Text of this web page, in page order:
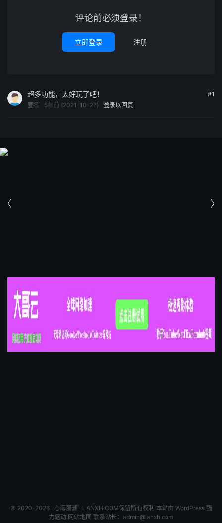
评论前必须登录！
立即登录 注册
#1
超多功能，太好玩了吧！
匿名 5年前 (2021-10-27) 登录以回复


© 2020-2026 心海漪澜 LANXH.COM保留所有权利 本站由 WordPress 强
力驱动 网站地图 联系站长： admin@lanxh.com